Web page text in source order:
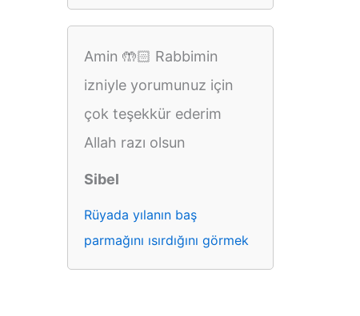
Amin 🤲🏻 Rabbimin
izniyle yorumunuz için
çok teşekkür ederim
Allah razı olsun
Sibel
Rüyada yılanın baş
parmağını ısırdığını görmek